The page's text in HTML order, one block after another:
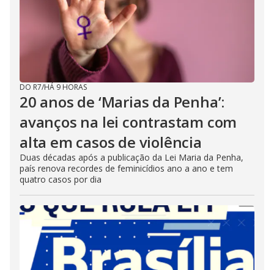
DO R7/HÁ 9 HORAS
20 anos de ‘Marias da Penha’:
avanços na lei contrastam com
alta em casos de violência
Duas décadas após a publicação da Lei Maria da Penha,
país renova recordes de feminicídios ano a ano e tem
quatro casos por dia